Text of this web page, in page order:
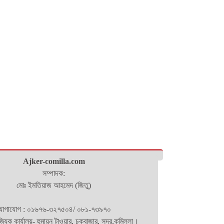
Ajker-comilla.com
সম্পাদক:
মোঃ ইমতিয়াজ আহমেদ (জিতু)
: ০১৬৭৬-৩২৭৫০৪/ ০৮১-৭৩৯৭০
কার্যালয়- হুমায়ন টাওয়ার, চকবাজার, সদর,কুমিল্লা।